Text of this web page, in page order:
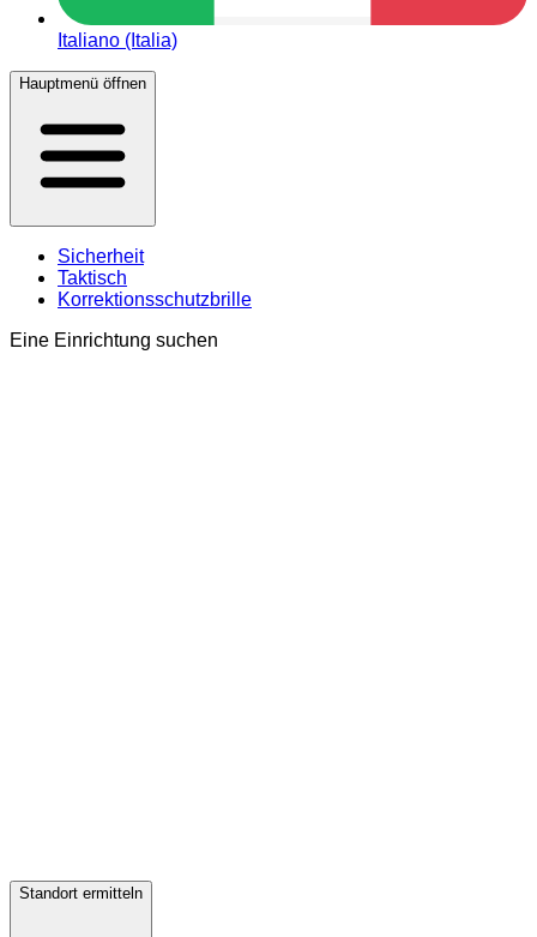
Italiano (Italia)
Hauptmenü öffnen
Sicherheit
Taktisch
Korrektionsschutzbrille
Eine Einrichtung suchen
Standort ermitteln